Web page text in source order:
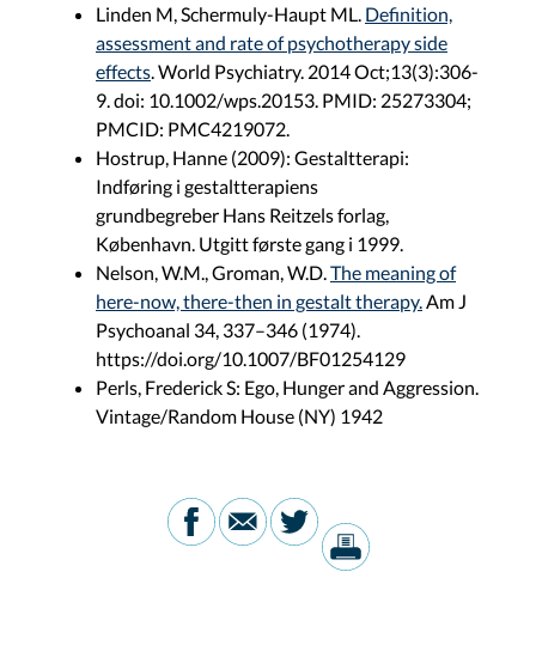
Linden M, Schermuly-Haupt ML. Definition,
assessment and rate of psychotherapy side
effects . World Psychiatry. 2014 Oct;13(3):306-
9. doi: 10.1002/wps.20153. PMID: 25273304;
PMCID: PMC4219072.
Hostrup, Hanne (2009): Gestaltterapi:
Indføring i gestaltterapiens
grundbegreber Hans Reitzels forlag,
København. Utgitt første gang i 1999.
Nelson, W.M., Groman, W.D. The meaning of
here-now, there-then in gestalt therapy. Am J
Psychoanal 34, 337–346 (1974).
https://doi.org/10.1007/BF01254129
Perls, Frederick S: Ego, Hunger and Aggression.
Vintage/Random House (NY) 1942